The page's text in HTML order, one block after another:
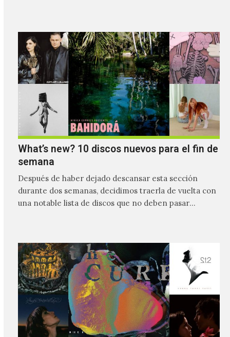
What’s new? 10 discos nuevos para el fin de
semana
Después de haber dejado descansar esta sección
durante dos semanas, decidimos traerla de vuelta con
una notable lista de discos que no deben pasar